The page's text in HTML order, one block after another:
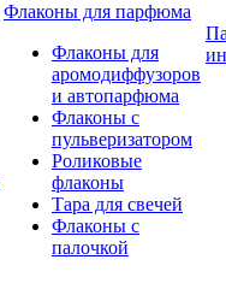
Флаконы для парфюма
Флаконы для
аромодиффузоров
и автопарфюма
Флаконы с
пульверизатором
Роликовые
флаконы
Тара для свечей
Флаконы с
палочкой